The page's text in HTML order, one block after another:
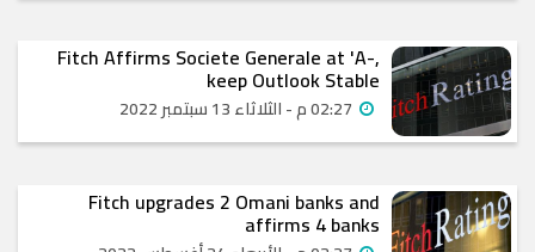
Fitch Affirms Societe Generale at 'A-,
keep Outlook Stable
Fitch upgrades 2 Omani banks and
affirms 4 banks